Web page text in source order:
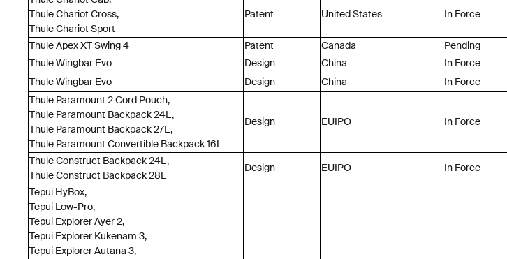
Thule Chariot Cross,
Thule Chariot Sport
Patent United States In Force
Thule Apex XT Swing 4 Patent Canada Pending
Thule Wingbar Evo
Design China In Force
Thule Wingbar Evo Design China In Force
Thule Paramount 2 Cord Pouch,
Thule Paramount Backpack 24L,
Thule Paramount Backpack 27L,
Thule Paramount Convertible Backpack 16L
Design EUIPO In Force
Thule Construct Backpack 24L,
Thule Construct Backpack 28L
Design EUIPO In Force
Tepui HyBox,
Tepui Low-Pro,
Tepui Explorer Ayer 2,
Tepui Explorer Kukenam 3,
Tepui Explorer Autana 3,